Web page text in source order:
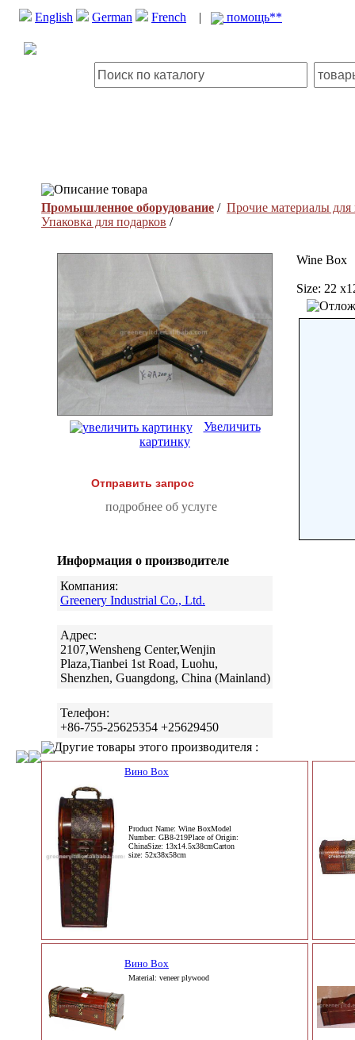
English German French | помощь**
Описание товара
Промышленное оборудование / Прочие материалы
Упаковка для подарков /
Увеличить
картинку
Отправить запрос
подробнее об услуге
Информация о производителе
Компания:
Greenery Industrial Co., Ltd.
Адрес:
2107,Wensheng Center,Wenjin
Plaza,Tianbei 1st Road, Luohu,
Shenzhen, Guangdong, China (Mainland)
Телефон:
+86-755-25625354 +25629450
Wine Box
Size: 22
Другие товары этого производителя :
Вино Box
Product Name: Wine BoxModel
Number: GB8-219Place of Origin:
ChinaSize: 13x14.5x38cmCarton
size: 52x38x58cm
Вино Box
Material: veneer plywood